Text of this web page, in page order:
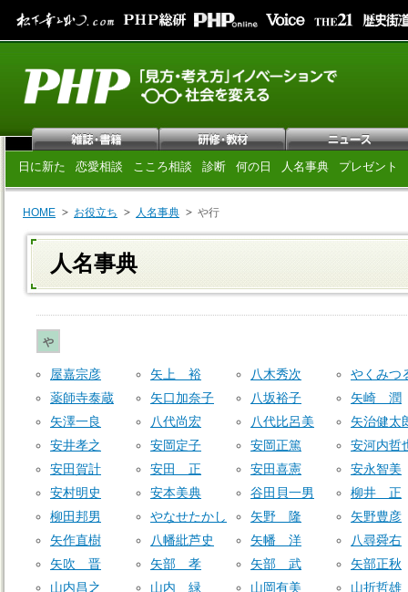
日に新た 恋愛相談 こころ相談 診断 何の日 人名事典 プレゼント
HOME お役立ち 人名事典 や行
人名事典
や
屋嘉宗彦 矢上 裕 八木秀次
やくみつ
薬師寺泰蔵
矢口加奈子 八坂裕子
矢崎 潤
矢澤一良
八代尚宏 八代比呂美
矢治健太
安井孝之
安岡定子 安岡正篤
安河内哲
安田賀計
安田 正 安田喜憲
安永智美
安村明史
安本美典 谷田貝一男
柳井 正
柳田邦男
やなせたかし 矢野 隆
矢野豊彦
矢作直樹
八幡紕芦史 矢幡 洋
八尋舜右
矢吹 晋
矢部 孝 矢部 武
矢部正秋
山内昌之
山内 緑 山岡有美
山折哲雄